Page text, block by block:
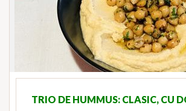
TRIO DE HUMMUS: CLASIC, CU